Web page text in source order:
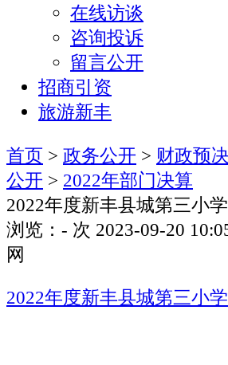
在线访谈
咨询投诉
留言公开
招商引资
旅游新丰
首页 > 政务公开 > 财政预
公开 > 2022年部门决算
2022年度新丰县城第三小
浏览： - 次 2023-09-20
网
2022年度新丰县城第三小